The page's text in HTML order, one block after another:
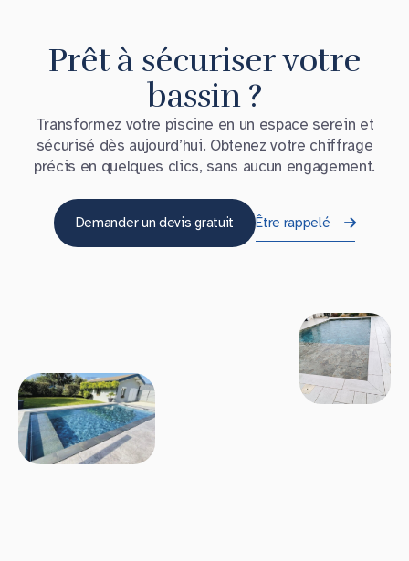
Prêt à sécuriser votre
bassin ?
Transformez votre piscine en un espace serein et
sécurisé dès aujourd’hui. Obtenez votre chiffrage
précis en quelques clics, sans aucun engagement.
Demander un devis gratuit Être rappelé